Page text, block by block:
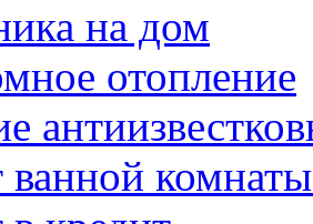
на дом
отопление
ванной